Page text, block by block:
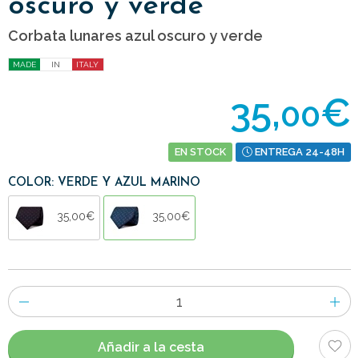
oscuro y verde
Corbata lunares azul oscuro y verde
MADE IN ITALY
35,00€
EN STOCK ENTREGA 24-48H
COLOR: VERDE Y AZUL MARINO
35,00€ 35,00€
Número
de
artículos
Añadir a la cesta